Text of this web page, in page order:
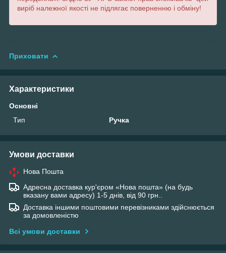
виріб належної якості не підлягає поверненню і обміну!
Приховати
Характеристики
Основні
Тип
Ручка
Умови доставки
Нова Пошта
Адресна доставка кур'єром «Нова пошта» (на будь
вказану вами адресу) 1-5 днів, від 90 грн..
Доставка іншими поштовими перевізниками здійснюється
за домовленістю
Всі умови доставки